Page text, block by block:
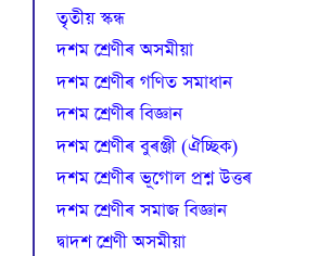
তৃতীয় স্কন্ধ
দশম শ্ৰেণীৰ অসমীয়া
দশম শ্ৰেণীৰ গণিত সমাধান
দশম শ্ৰেণীৰ বিজ্ঞান
দশম শ্ৰেণীৰ বুৰঞ্জী (ঐচ্ছিক)
দশম শ্ৰেণীৰ ভূগোল প্ৰশ্ন উত্তৰ
দশম শ্ৰেণীৰ সমাজ বিজ্ঞান
দ্বাদশ শ্ৰেণী অসমীয়া